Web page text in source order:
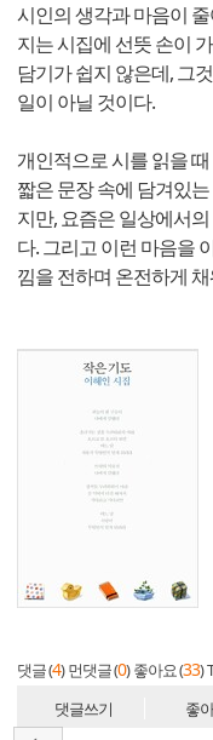
시인의 생각과 마음이
지는 시집에 선뜻 손이
담기가 쉽지 않은데, 그
일이 아닐 것이다.
개인적으로 시를 읽을
짧은 문장 속에 담겨있
지만, 요즘은 일상에서
다. 그리고 이런 마음을
낌을 전하며 온전하게
댓글 (4) 먼댓글 (0) 좋아요 (33)
댓글쓰기 좋